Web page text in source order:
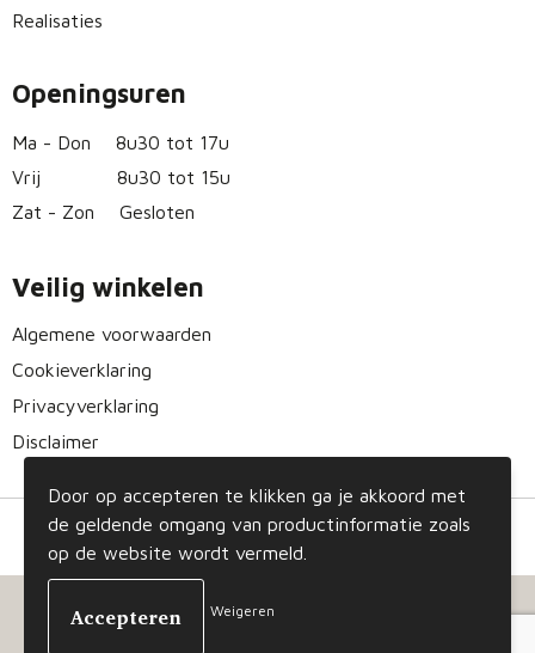
Realisaties
Openingsuren
Ma - Don
8u30 tot 17u
Vrij
8u30 tot 15u
Zat - Zon
Gesloten
Veilig winkelen
Algemene voorwaarden
Cookieverklaring
Privacyverklaring
Disclaimer
© Copyright Gizmo 2023
Door op accepteren te klikken ga je akkoord met
de geldende omgang van productinformatie zoals
op de website wordt vermeld.
Weigeren